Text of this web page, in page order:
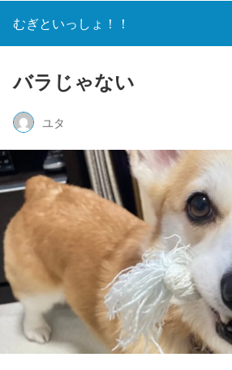
むぎといっしょ！！
バラじゃない
ユタ